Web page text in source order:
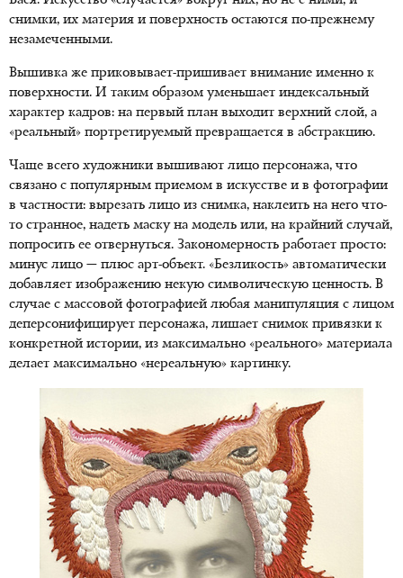
снимки, их материя и поверхность остаются по-прежнему
незамеченными.
Вышивка же приковывает-пришивает внимание именно к
поверхности. И таким образом уменьшает индексальный
характер кадров: на первый план выходит верхний слой, а
«реальный» портретируемый превращается в абстракцию.
Чаще всего художники вышивают лицо персонажа, что
связано с популярным приемом в искусстве и в фотографии
в частности: вырезать лицо из снимка, наклеить на него что-
то странное, надеть маску на модель или, на крайний случай,
попросить ее отвернуться. Закономерность работает просто:
минус лицо — плюс арт-объект. «Безликость» автоматически
добавляет изображению некую символическую ценность. В
случае с массовой фотографией любая манипуляция с лицом
деперсонифицирует персонажа, лишает снимок привязки к
конкретной истории, из максимально «реального» материала
делает максимально «нереальную» картинку.